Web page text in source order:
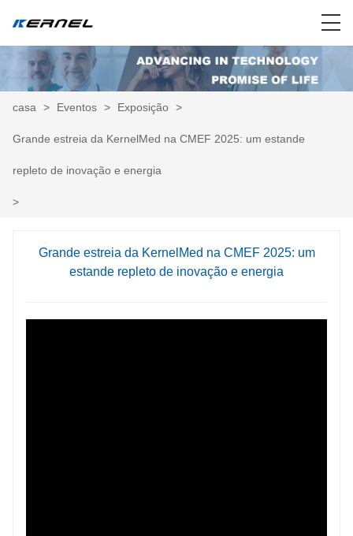
casa > Eventos > Exposição >
Grande estreia da KernelMed na CMEF 2025: um estande
repleto de inovação e energia
>
Grande estreia da KernelMed na CMEF 2025: um
estande repleto de inovação e energia